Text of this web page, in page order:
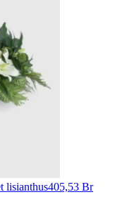
lisianthus405,53 Br